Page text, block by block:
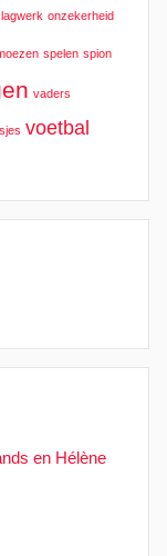
onzekerheid
spelen spion
vaders
voetbal
en Hélène